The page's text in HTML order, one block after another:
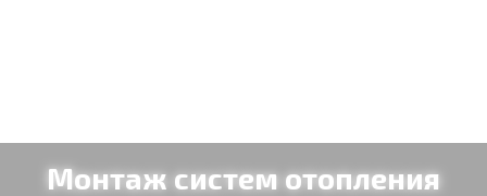
Монтаж систем отопления